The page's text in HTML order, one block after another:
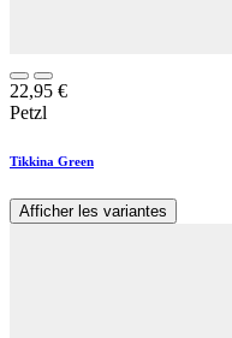
22,95 €
Petzl
Tikkina Green
Afficher les variantes